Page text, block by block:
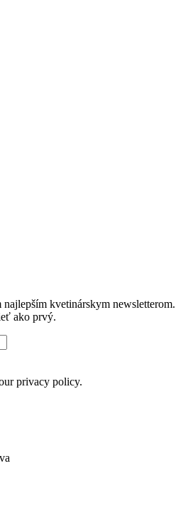
kvetinárskym newsletterom.
ako prvý.
privacy policy.